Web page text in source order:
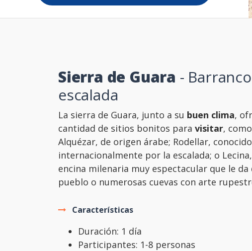
Sierra de Guara -
escalada
La sierra de Guara, junto a su buen clima,
cantidad de sitios bonitos para visitar,
Alquézar, de origen árabe; Rodellar, conocido
internacionalmente por la escalada; o
encina milenaria muy espectacular que le
pueblo o numerosas cuevas con arte
Características
Duración: 1 día
Participantes: 1-8 personas